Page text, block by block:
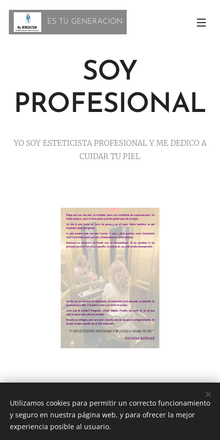
ES TU GENERACIÓN
SOY
PROFESIONAL
YO SOY ESTETICISTA PROFESIONAL Y ME DEDICO A
CUIDAR TU PIEL
MY GENERATION ®
Utilizamos cookies para permitir un correcto funcionamiento
y seguro en nuestra página web, y para ofrecer la mejor
experiencia posible al usuario.